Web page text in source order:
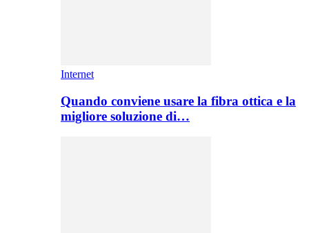
Internet
Quando conviene usare la fibra ottica e la
migliore soluzione di…